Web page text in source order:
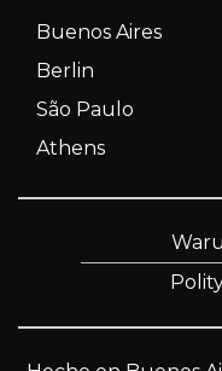
Buenos Aires
Berlin
São Paulo
Athens